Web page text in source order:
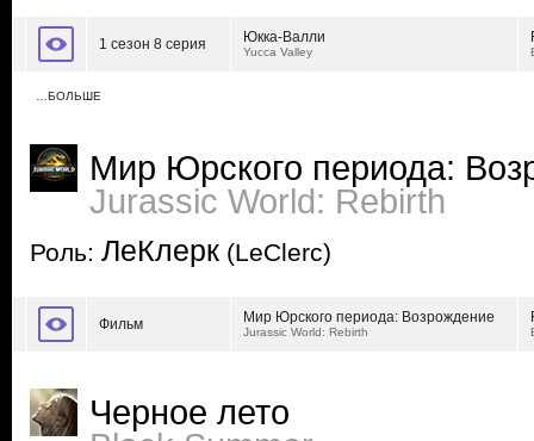
1 сезон 8 серия Юкка-Валли
Yucca Valley
…БОЛЬШЕ
Мир Юрского периода:
Jurassic World: Rebirth
Роль: ЛеКлерк (LeClerc)
Фильм Мир Юрского периода: Возрождение
Jurassic World: Rebirth
Черное лето